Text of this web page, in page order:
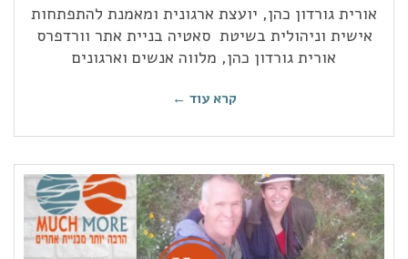
אורית גורדון כהן, יועצת ארגונית ומאמנת להתפתחות
אישית וניהולית בשיטת סאטיה בניית אתר וורדפרס
אורית גורדון כהן, מלווה אנשים וארגונים
קרא עוד ←